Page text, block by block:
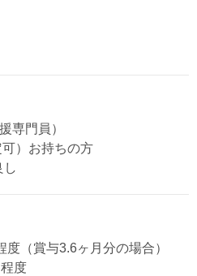
専門員）
）お持ちの方
（賞与3.6ヶ月分の場合）
度